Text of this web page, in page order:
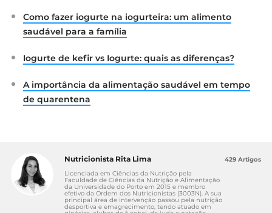
benefits-of-yogurt
Fang Yan et al, 2015. “Probiotics and
https://www.ncbi.nlm.nih.gov/pmc/articles/
Tucker KL, 2009. “Osteoporosis prevention
and nutrition”
recommend?”
https://www.ncbi.nlm.nih.gov/pmc/articles/
PMC3002586/
Tremblay A et al, 2015. “Impact of yogurt on
Como fazer iogurte na iogurteira: um alimento
saudável para a família
Iogurte de kefir vs Iogurte: quais as diferenças?
A importância da alimentação saudável em tempo
de quarentena
Nutricionista Rita Lima
Licenciada em Ciências da Nutrição pela
Faculdade de Ciências da Nutrição e Alimentação
da Universidade do Porto em 2015 e membro
efetivo da Ordem dos Nutricionistas (3003N). A sua
principal área de intervenção passou pela nutrição
desportiva e emagrecimento, tendo atuado em
429 Artigos